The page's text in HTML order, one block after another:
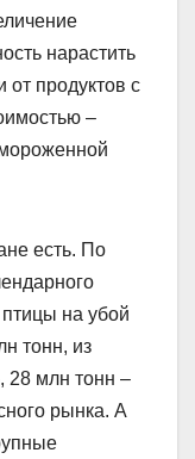
нарастить
от продуктов с
–
есть. По
птицы на убой
тонн, из
28 млн тонн –
рынка. А